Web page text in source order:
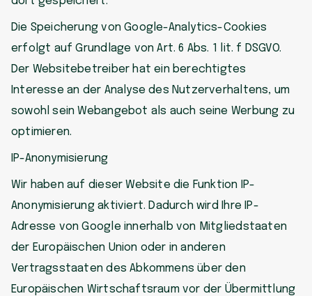
Die Speicherung von Google-Analytics-Cookies
erfolgt auf Grundlage von Art. 6 Abs. 1 lit. f DSGVO.
Der Websitebetreiber hat ein berechtigtes
Interesse an der Analyse des Nutzerverhaltens, um
sowohl sein Webangebot als auch seine Werbung zu
optimieren.
IP-Anonymisierung
Wir haben auf dieser Website die Funktion IP-
Anonymisierung aktiviert. Dadurch wird Ihre IP-
Adresse von Google innerhalb von Mitgliedstaaten
der Europäischen Union oder in anderen
Vertragsstaaten des Abkommens über den
Europäischen Wirtschaftsraum vor der Übermittlung